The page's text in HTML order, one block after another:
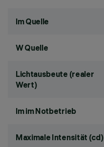
lm Quelle
W Quelle
Lichtausbeute (realer
Wert)
lm im Notbetrieb
Maximale Intensität (cd)